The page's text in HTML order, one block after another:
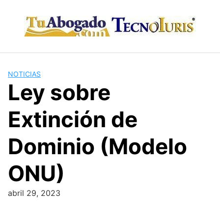
content
NOTICIAS
Ley sobre
Extinción de
Dominio (Modelo
ONU)
abril 29, 2023